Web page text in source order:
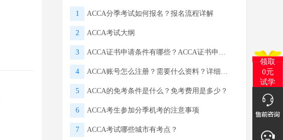
1 ACCA分季考试如何报名？报名流程详解
2 ACCA考试大纲
3 ACCA证书申请条件有哪些？ACCA证书申请流程
4 ACCA账号怎么注册？需要什么资料？详细流程
5 ACCA的免考条件是什么？免考费用是多少？
6 ACCA考生参加分季机考的注意事项
7 ACCA考试哪些城市有考点？
0元
试学